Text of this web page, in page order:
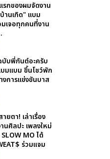
รกของผมจัดงาน
านเกิด" แบม
เจอทุกคนที่งาน
บับพี่กันต์อะครับ
มแบม ขึ้นโชว์พัก
งการแข่งขันบาส
ยตา! เล่าเรื่อง
นศิลปะ เพลงใหม่
MO ได้
ร่วมแจม